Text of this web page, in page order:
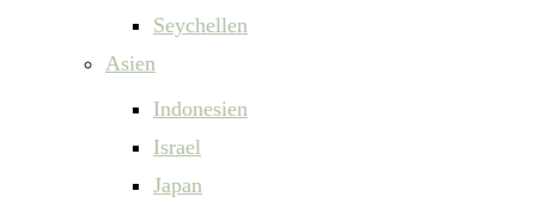
Seychellen
Asien
Indonesien
Israel
Japan